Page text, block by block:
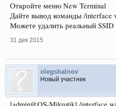
Откройте меню New Terminal
Дайте вывод команды /interface
Можете удалить реальный SSID
31 дек 2015
olegshalnov
Новый участник
[admin@OS-Mikrotik] /interface